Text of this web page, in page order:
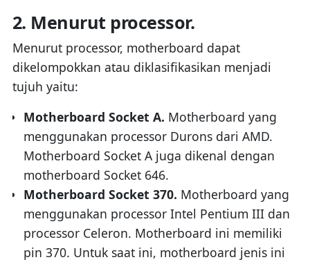
2. Menurut processor.
Menurut processor, motherboard dapat
dikelompokkan atau diklasifikasikan menjadi
tujuh yaitu:
Motherboard Socket A. Motherboard yang
menggunakan processor Durons dari AMD.
Motherboard Socket A juga dikenal dengan
motherboard Socket 646.
Motherboard Socket 370. Motherboard yang
menggunakan processor Intel Pentium III dan
processor Celeron. Motherboard ini memiliki
pin 370. Untuk saat ini, motherboard jenis ini